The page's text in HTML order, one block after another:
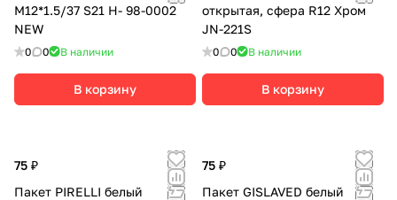
М12*1.5/37 S21 H- 98-0002
NEW
0 0 В наличии
В корзину
открытая, сфера R12 Хром
JN-221S
0 0 В наличии
В корзину
75 ₽
Пакет PIRELLI белый
75 ₽
Пакет GISLAVED белый